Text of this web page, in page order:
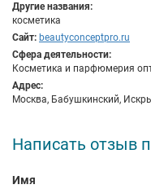
Другие названия:
косметика
Сайт: beautyconceptpro.ru
Сфера деятельности:
Косметика и парфюмерия
Адрес:
Москва, Бабушкинский,
Написать
Имя